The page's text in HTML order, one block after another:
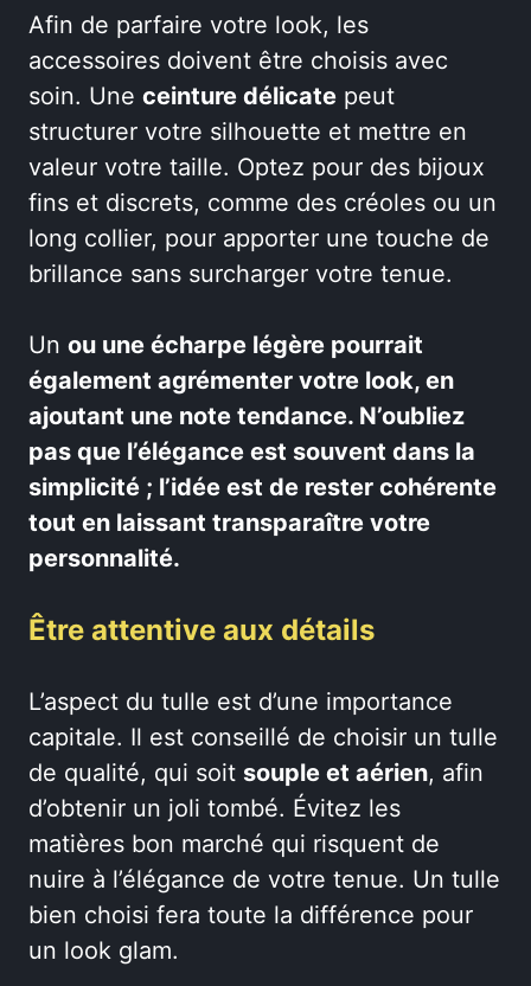
Afin de parfaire votre look, les
accessoires doivent être choisis avec
soin. Une ceinture délicate peut
structurer votre silhouette et mettre en
valeur votre taille. Optez pour des bijoux
fins et discrets, comme des créoles ou un
long collier, pour apporter une touche de
brillance sans surcharger votre tenue.
Un ou une écharpe légère pourrait
également agrémenter votre look, en
ajoutant une note tendance. N’oubliez
pas que l’élégance est souvent dans la
simplicité ; l’idée est de rester cohérente
tout en laissant transparaître votre
personnalité.
Être attentive aux détails
L’aspect du tulle est d’une importance
capitale. Il est conseillé de choisir un tulle
de qualité, qui soit souple et aérien, afin
d’obtenir un joli tombé. Évitez les
matières bon marché qui risquent de
nuire à l’élégance de votre tenue. Un tulle
bien choisi fera toute la différence pour
un look glam.